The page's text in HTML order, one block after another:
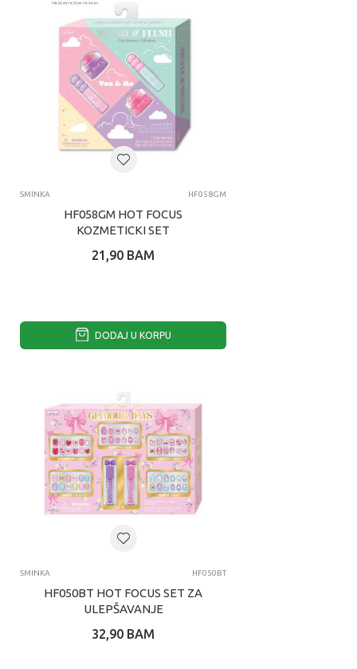
SMINKA HF058GM
HF058GM HOT FOCUS
KOZMETICKI SET
21,90 BAM
DODAJ U KORPU
SMINKA HF050BT
HF050BT HOT FOCUS SET ZA
ULEPŠAVANJE
32,90 BAM